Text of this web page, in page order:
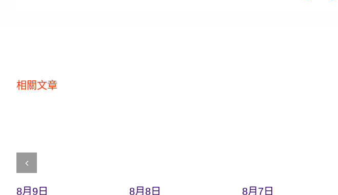
相關文章
8月9日 8月8日 8月7日